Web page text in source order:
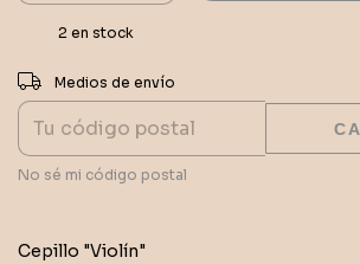
2 en stock
Entregas para el CP:
Medios de envío
No sé mi código postal
Cepillo "Violín"